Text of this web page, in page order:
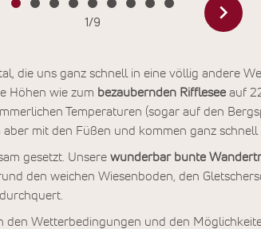
1 /9
die uns ganz schnell in eine völlig andere
Höhen wie zum bezaubernden Rifflesee auf
Temperaturen (sogar auf den
mit den Füßen und kommen ganz schnell
gesetzt. Unsere wunderbar bunte
den weichen Wiesenboden, den
den Wetterbedingungen und den